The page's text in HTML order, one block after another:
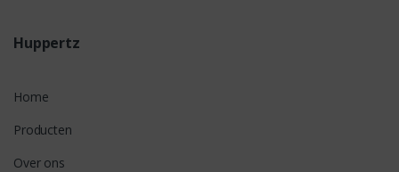
Huppertz
Home
Producten
Over ons